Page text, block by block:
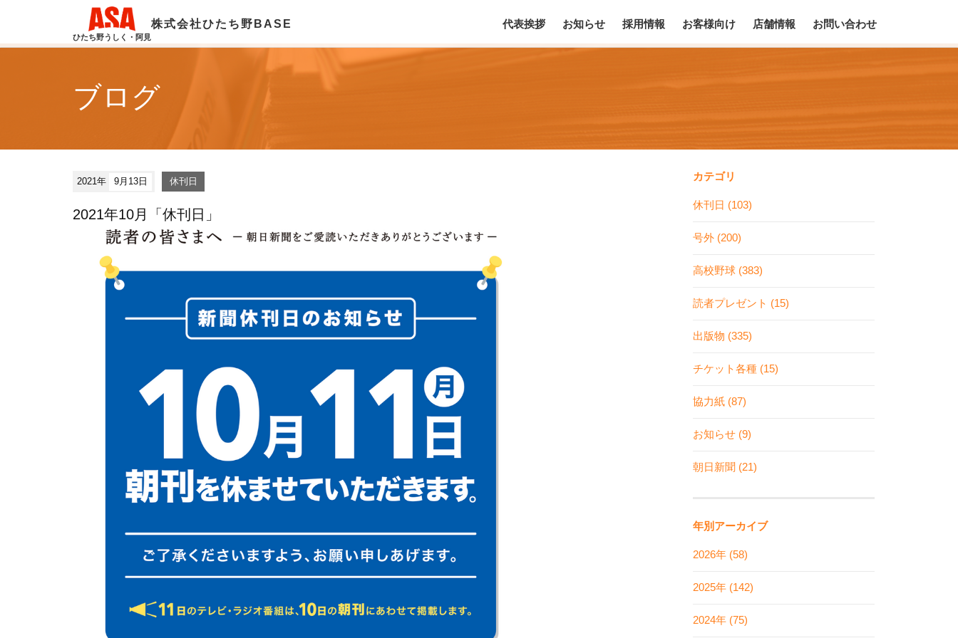
ひたち野うしく・阿見
株式会社ひたち野BASE 代表挨拶 お知らせ 採用情報 お客様向け 店舗情報 お問い合わせ
ブログ
2021年 9月13日 休刊日
2021年10月「休刊日」
カテゴリ
休刊日 (103)
号外 (200)
高校野球 (383)
読者プレゼント (15)
出版物 (335)
チケット各種 (15)
協力紙 (87)
お知らせ (9)
朝日新聞 (21)
年別アーカイブ
2026年 (58)
2025年 (142)
2024年 (75)